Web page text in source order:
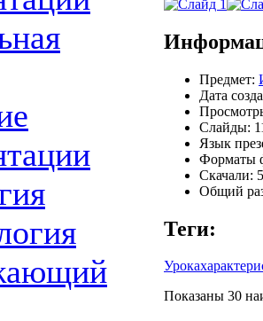
Предмет:
Дата
Слайды:
Язык
Форматы
Скачали:
Общий
Теги:
Показаны 30